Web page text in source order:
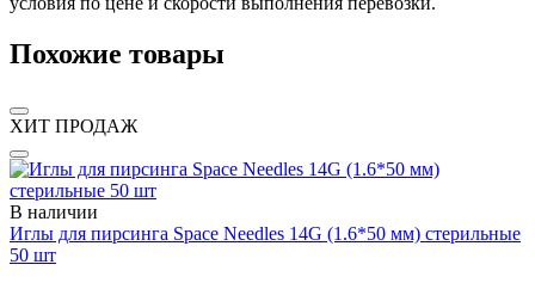
Похожие товары
ХИТ ПРОДАЖ
В наличии
Иглы для пирсинга Space Needles 14G (1.6*50 мм) стерильные
50 шт